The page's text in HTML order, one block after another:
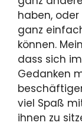
haben,
ganz
können.
dass sich
Gedanken
viel Spaß
ihnen zu